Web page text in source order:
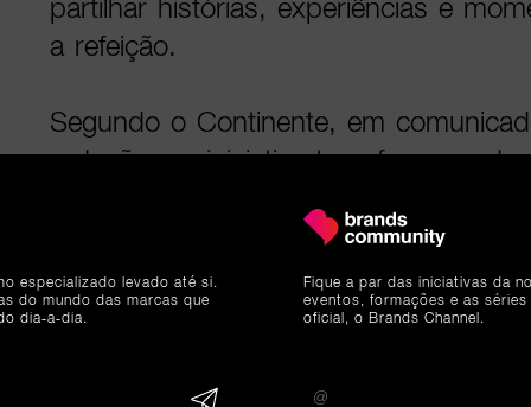
partilhar histórias, experiências e
a refeição.
Segundo o Continente, em
redações, a iniciativa transforma cada
criatividade e a partilha de memórias,
diversão e tradição.
dá acesso a um jogo online,
especializado levado até si.
do mundo das marcas que
dia-a-dia.
Fique a par das iniciativas da
eventos, formações e as
oficial, o Brands Channel.